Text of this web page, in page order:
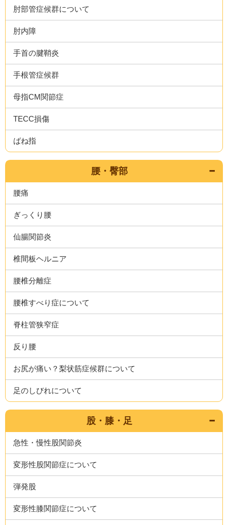
肘部管症候群について
肘内障
手首の腱鞘炎
手根管症候群
母指CM関節症
TECC損傷
ばね指
腰・臀部
腰痛
ぎっくり腰
仙腸関節炎
椎間板ヘルニア
腰椎分離症
腰椎すべり症について
脊柱管狭窄症
反り腰
お尻が痛い？梨状筋症候群について
足のしびれについて
股・膝・足
急性・慢性股関節炎
変形性股関節症について
弾発股
変形性膝関節症について